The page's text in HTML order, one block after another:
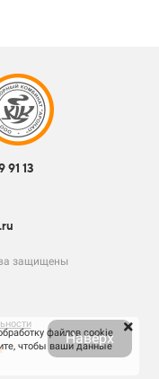
91 13
защищены
Наверх
файлов cookie
чтобы ваши данные